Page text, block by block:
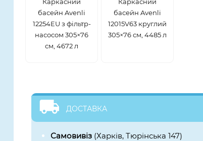
басейн Avenli
12254EU з фільтр-
насосом 305×76
см, 4672 л
басейн Avenli
12015V63 круглий
305×76 см, 4485 л
ДОСТАВКА
Самовивіз (Харків, Тюрінська 147)